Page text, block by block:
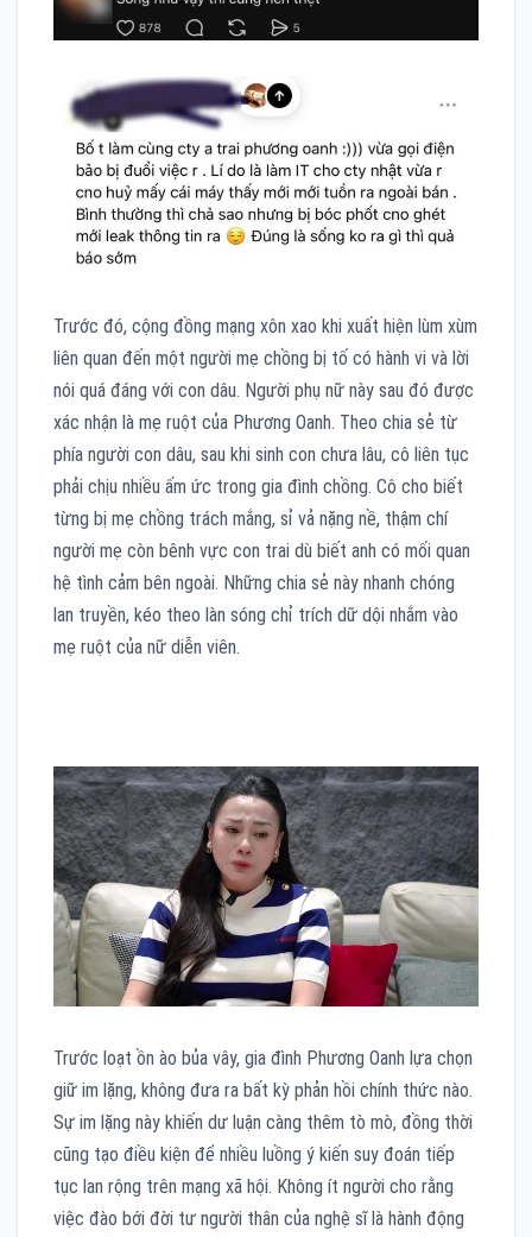
Trước đó, cộng đồng mạng xôn xao khi xuất hiện lùm xùm
liên quan đến một người mẹ chồng bị tố có hành vi và lời
nói quá đáng với con dâu. Người phụ nữ này sau đó được
xác nhận là mẹ ruột của Phương Oanh. Theo chia sẻ từ
phía người con dâu, sau khi sinh con chưa lâu, cô liên tục
phải chịu nhiều ấm ức trong gia đình chồng. Cô cho biết
từng bị mẹ chồng trách mắng, sỉ vả nặng nề, thậm chí
người mẹ còn bênh vực con trai dù biết anh có mối quan
hệ tình cảm bên ngoài. Những chia sẻ này nhanh chóng
lan truyền, kéo theo làn sóng chỉ trích dữ dội nhắm vào
mẹ ruột của nữ diễn viên.
Trước loạt ồn ào bủa vây, gia đình Phương Oanh lựa chọn
giữ im lặng, không đưa ra bất kỳ phản hồi chính thức nào.
Sự im lặng này khiến dư luận càng thêm tò mò, đồng thời
cũng tạo điều kiện để nhiều luồng ý kiến suy đoán tiếp
tục lan rộng trên mạng xã hội. Không ít người cho rằng
việc đào bới đời tư người thân của nghệ sĩ là hành động